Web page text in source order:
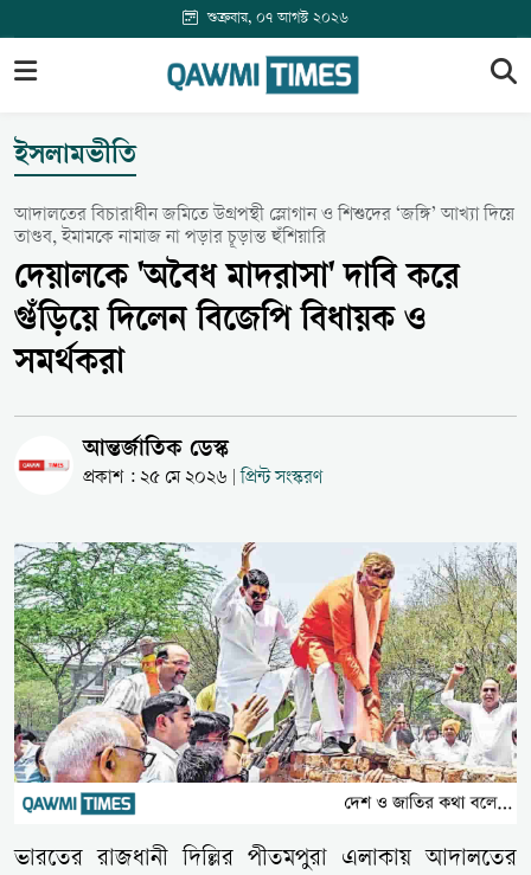
শুক্রবার, ০৭ আগস্ট ২০২৬
ইসলামভীতি
আদালতের বিচারাধীন জমিতে উগ্রপন্থী স্লোগান ও শিশুদের ‘জঙ্গি’ আখ্যা দিয়ে
তাণ্ডব, ইমামকে নামাজ না পড়ার চূড়ান্ত হুঁশিয়ারি
দেয়ালকে 'অবৈধ মাদরাসা' দাবি করে
গুঁড়িয়ে দিলেন বিজেপি বিধায়ক ও
সমর্থকরা
আন্তর্জাতিক ডেস্ক
প্রকাশ : ২৫ মে ২০২৬ প্রিন্ট সংস্করণ
ভারতের রাজধানী দিল্লির পীতমপুরা এলাকায় আদালতের